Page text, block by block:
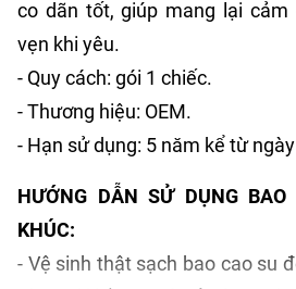
co dãn tốt, giúp mang lại cảm
vẹn khi yêu.
- Quy cách: gói 1 chiếc.
- Thương hiệu: OEM.
- Hạn sử dụng: 5 năm kể từ
HƯỚNG DẪN SỬ DỤNG
KHÚC:
- Vệ sinh thật sạch bao cao su